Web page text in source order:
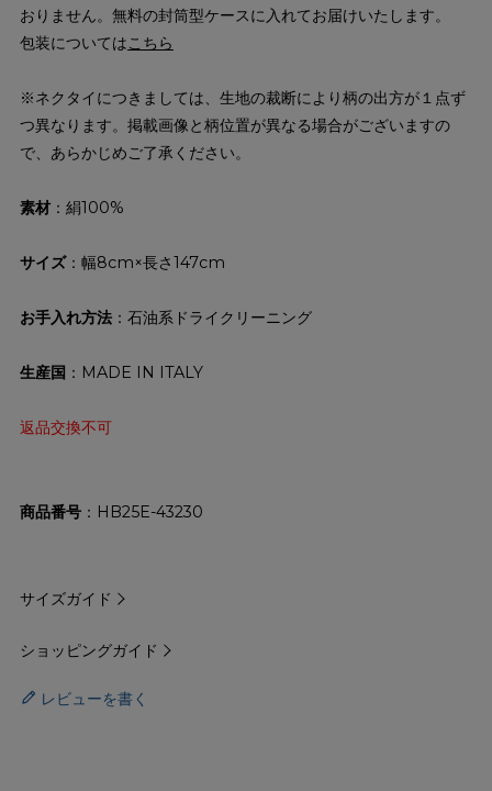
おりません。無料の封筒型ケースに入れてお届けいたします。
包装についてはこちら
※ネクタイにつきましては、生地の裁断により柄の出方が１点ず
つ異なります。掲載画像と柄位置が異なる場合がございますの
で、あらかじめご了承ください。
素材：絹100%
サイズ：幅8cm×長さ147cm
お手入れ方法：石油系ドライクリーニング
生産国 ：MADE IN ITALY
返品交換不可
商品番号 HB25E-43230
サイズガイド
ショッピングガイド
レビューを書く